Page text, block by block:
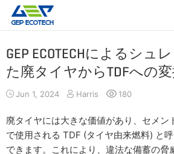
アプリケーション
私たちについて
お問い合わせ
GEP ECOTECHによるシュ
た廃タイヤからTDFへの
Jun 1, 2024 Harris 180
廃タイヤには大きな価値があり、セメン
で使用される TDF (タイヤ由来燃料) と
できます。これにより、違法な備蓄の脅